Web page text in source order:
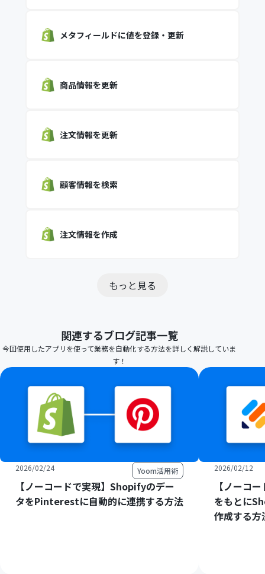
メタフィールドに値を登録・更新
商品情報を更新
注文情報を更新
顧客情報を検索
注文情報を作成
もっと見る
関連するブログ記事一覧
今回使用したアプリを使って業務を自動化する方法を詳しく解説していま
す！
2026/02/24 Yoom活用術
【ノーコードで実現】Shopifyのデー
タをPinterestに自動的に連携する方法
2026/02/12
【ノーコ
をもとに
作成する方